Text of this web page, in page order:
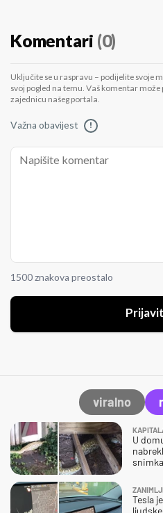
Komentari (0)
Uključite se u raspravu – podijelite svoje
svoj pogled na temu. Vaš komentar
zajednicu našeg portala.
Važna obavijest !
1500 znakova preostalo
viralno
U
Tesla